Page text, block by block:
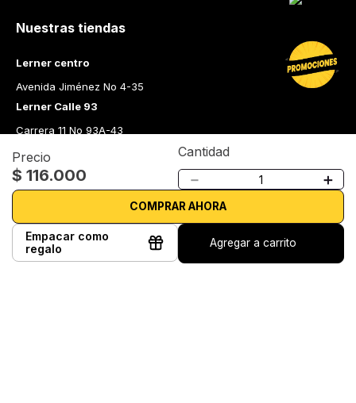
Precio
$ 116.000
Cantidad
＋
－
COMPRAR AHORA
Empacar como
regalo
Agregar a carrito
Nuestras tiendas
Lerner centro
Avenida Jiménez No 4-35
Lerner Calle 93
Carrera 11 No 93A-43
Lerner Medellín
Carrera 43 A No. 05 A - 113 Local 103 Edificio One Plaza PH
Medellín Colombia
Librería Lerner - Comprar libros en Colombia
Quiénes somos
Librerías